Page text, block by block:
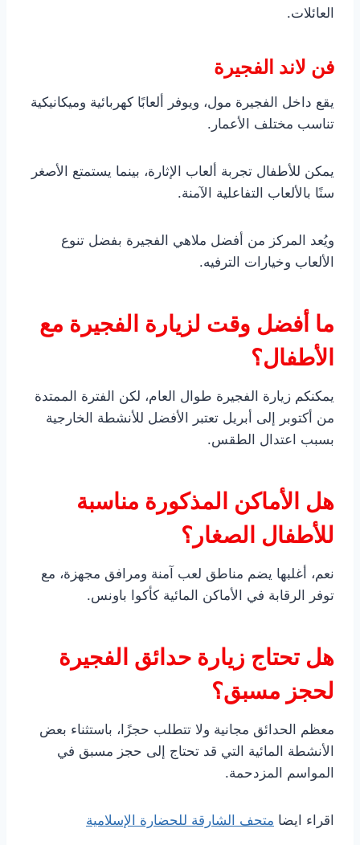
العائلات.
فن لاند الفجيرة
يقع داخل الفجيرة مول، ويوفر ألعابًا كهربائية وميكانيكية
تناسب مختلف الأعمار.
يمكن للأطفال تجربة ألعاب الإثارة، بينما يستمتع الأصغر
سنًا بالألعاب التفاعلية الآمنة.
ويُعد المركز من أفضل ملاهي الفجيرة بفضل تنوع
الألعاب وخيارات الترفيه.
ما أفضل وقت لزيارة الفجيرة مع
الأطفال؟
يمكنكم زيارة الفجيرة طوال العام، لكن الفترة الممتدة
من أكتوبر إلى أبريل تعتبر الأفضل للأنشطة الخارجية
بسبب اعتدال الطقس.
هل الأماكن المذكورة مناسبة
للأطفال الصغار؟
نعم، أغلبها يضم مناطق لعب آمنة ومرافق مجهزة، مع
توفر الرقابة في الأماكن المائية كأكوا باونس.
هل تحتاج زيارة حدائق الفجيرة
لحجز مسبق؟
معظم الحدائق مجانية ولا تتطلب حجزًا، باستثناء بعض
الأنشطة المائية التي قد تحتاج إلى حجز مسبق في
المواسم المزدحمة.
اقراء ايضا متحف الشارقة للحضارة الإسلامية